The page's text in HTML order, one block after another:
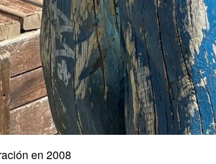
en 2008